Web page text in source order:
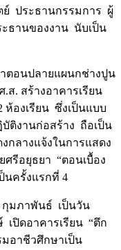
ย์ ประธานกรรมการ ผู้
ะธานของงาน นับเป็น
ตอนปลายแผนกช่างปูน
ส. สร้างอาคารเรียน
ห้องเรียน ซึ่งเป็นแบบ
ติงานก่อสร้าง ถือเป็น
ลางแจ้งในการแสดง
รีอยุธยา “ตอนเบื้อง
นครั้งแรกที่ 4
กุมภาพันธ์ เป็นวัน
เปิดอาคารเรียน “ตึก
อาชีวศึกษาเป็น